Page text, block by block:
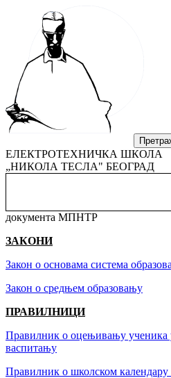
ЕЛЕКТРОТЕХНИЧКА ШКОЛА
„НИКОЛА ТЕСЛА" БЕОГРАД
документа МПНТР
ЗАКОНИ
Закон о основама система
Закон о средњем образовању
ПРАВИЛНИЦИ
Правилник о оцењивању ученика
васпитању
Правилник о школском календару